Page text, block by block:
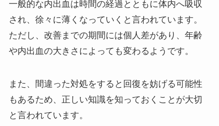
一般的な内出血は時間の経過とともに体内へ吸収
され、徐々に薄くなっていくと言われています。
ただし、改善までの期間には個人差があり、年齢
や内出血の大きさによっても変わるようです。
また、間違った対処をすると回復を妨げる可能性
もあるため、正しい知識を知っておくことが大切
と言われています。